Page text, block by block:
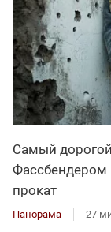
Самый
Фассбендером
прокат
Панорама 27